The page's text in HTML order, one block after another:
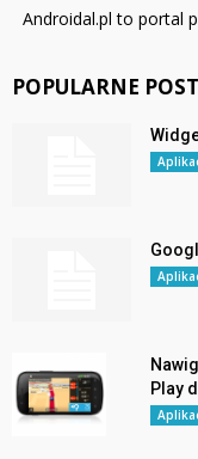
Androidal.pl to portal
POPULARNE
Play